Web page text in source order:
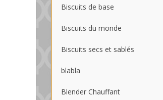
Biscuits de base
Biscuits du monde
Biscuits secs et sablés
blabla
Blender Chauffant